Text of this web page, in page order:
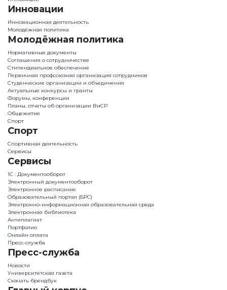
Инновации
Инновационная деятельность
Молодёжная политика
Молодёжная политика
Нормативные документы
Соглашения о сотрудничестве
Стипендиальное обеспечение
Первичная профсоюзная организация сотрудников
Студенческие организации и объединения
Актуальные конкурсы и гранты
Форумы, конференции
Планы, отчеты об организации ВиСР
Общежитие
Спорт
Спорт
Спортивная деятельность
Сервисы
Сервисы
1С : Документооборот
Электронный документооборот
Электронное расписание
Образовательный портал (БРС)
Электронно-информационная образовательная среда
Электронная библиотека
Антиплагиат
Портфолио
Онлайн оплата
Пресс-служба
Пресс-служба
Новости
Университетская газета
Скачать брендбук